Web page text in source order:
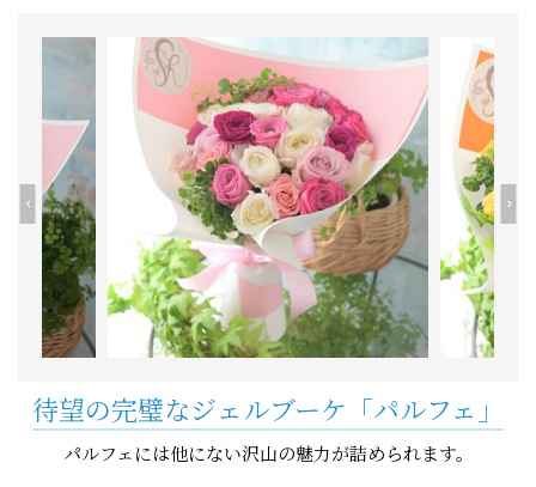
< >
待望の完璧なジェルブーケ「パルフェ」
パルフェには他にない沢山の魅力が詰められます。